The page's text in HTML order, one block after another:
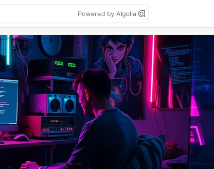
Powered by Algolia